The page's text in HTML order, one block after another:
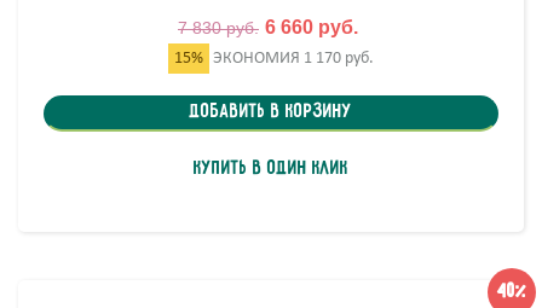
7 830 руб. 6 660 руб.
15% ЭКОНОМИЯ 1 170 руб.
Добавить в корзину
Купить в один клик
40%